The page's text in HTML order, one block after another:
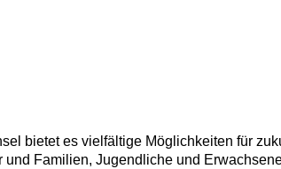
bietet es vielfältige Möglichkeiten für
Familien, Jugendliche und